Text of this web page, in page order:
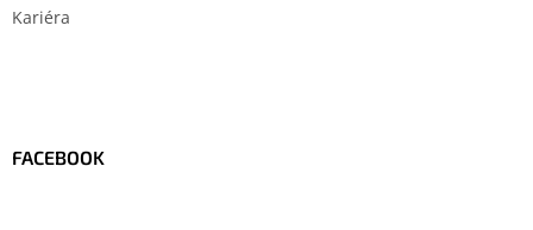
Kariéra
FACEBOOK